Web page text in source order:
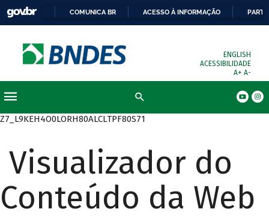
COMUNICA BR ACESSO À INFORMAÇÃO
ENGLISH
ACESSIBILIDADE
A+ A-
Z7_L9KEH4O0LORH80ALCLTPF80S71
Visualizador do
Conteúdo da Web